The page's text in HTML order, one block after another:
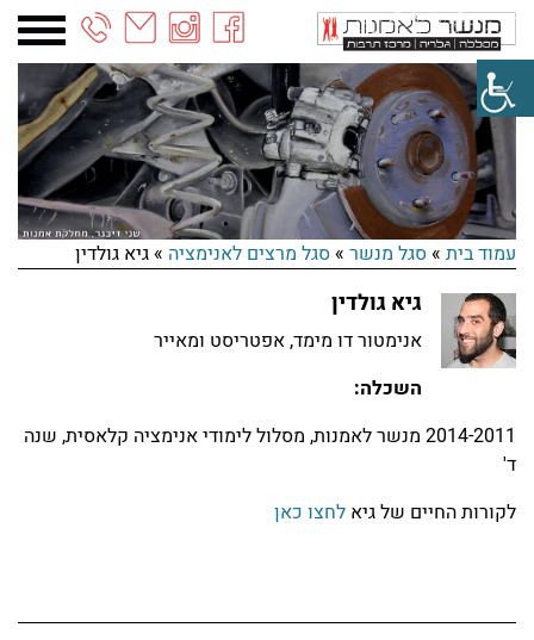
03-
6887090
עמוד בית »סגל מנשר »סגל מרצים לאנימציה »גיא גולדין
גיא גולדין
אנימטור דו מימד, אפטריסט ומאייר
השכלה:
2014-2011 מנשר לאמנות, מסלול לימודי אנימציה קלאסית, שנה
ד'
לקורות החיים של גיא לחצו כאן
חדשות המחלקה לתקשורת חזותית – מאי 26
קרא עוד >
קרא עוד >
תערוכת הבוגרים יוצאת לדרך!
קרא עוד >
קרא עוד >
קרא עוד >